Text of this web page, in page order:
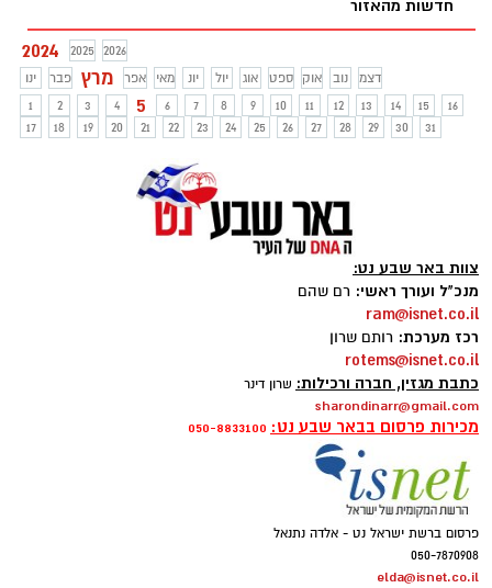
חדשות מהאזור
2024 2025
2026
ינו
פבר מרץ אפר מאי יונ יול אוג ספט אוק נוב
דצמ
1
2 3 4 5 6 7 8 9 10 11 12 13 14 15
16
17
18 19 20 21 22 23 24 25 26 27 28 29 30 31
צוות באר שבע נט:
מנכ"ל ועורך ראשי: רם שהם
ram@isnet.co.il
רכז מערכת: רותם שרון
rotems@isnet.co.il
כתבת מגזין, חברה ורכילות: שרון דינר
sharondinarr@gmail.com
מכירות פרסום בבאר שבע נט: 050-8833100
פרסום ברשת ישראל נט - אלדה נתנאל
050-7870908
elda@isnet.co.il